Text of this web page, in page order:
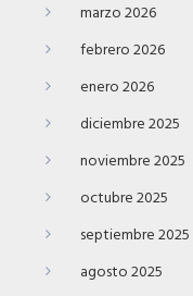
marzo 2026
febrero 2026
enero 2026
diciembre 2025
noviembre 2025
octubre 2025
septiembre 2025
agosto 2025